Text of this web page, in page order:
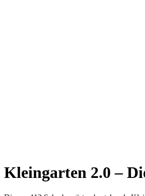
Kleingarten 2.0 –